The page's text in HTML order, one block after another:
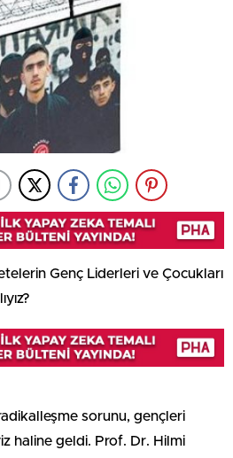
Genç Liderleri ve Çocukları
sorunu, gençleri
haline geldi. Prof. Dr. Hilmi